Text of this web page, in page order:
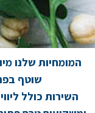
המומחיות שלנו
שוטף
השירות כולל